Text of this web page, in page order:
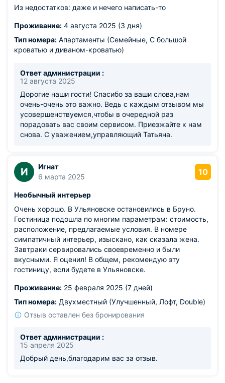
Из недостатков: даже и нечего написать-то
Проживание: 4 августа 2025 (3 дня)
Тип номера: Апартаменты (Семейные, С большой
кроватью и диваном-кроватью)
Ответ администрации :
12 августа 2025
Дорогие наши гости! Спасибо за ваши слова,нам
очень-очень это важно. Ведь с каждым отзывом мы
усовершенствуемся,чтобы в очередной раз
порадовать вас своим сервисом. Приезжайте к нам
снова. С уважением,управляющий Татьяна.
И
Игнат
6 марта 2025
10
Необычный интерьер
Очень хорошо. В Ульяновске остановились в Бруно.
Гостиница подошла по многим параметрам: стоимость,
расположение, предлагаемые условия. В номере
симпатичный интерьер, изыскано, как сказала жена.
Завтраки сервировались своевременно и были
вкусными. Я оценил! В общем, рекомендую эту
гостиницу, если будете в Ульяновске.
Проживание: 25 февраля 2025 (7 дней)
Тип номера: Двухместный (Улучшенный, Лофт, Double)
Отзыв оставлен без бронирования
Ответ администрации :
15 апреля 2025
Добрый день,благодарим вас за отзыв.